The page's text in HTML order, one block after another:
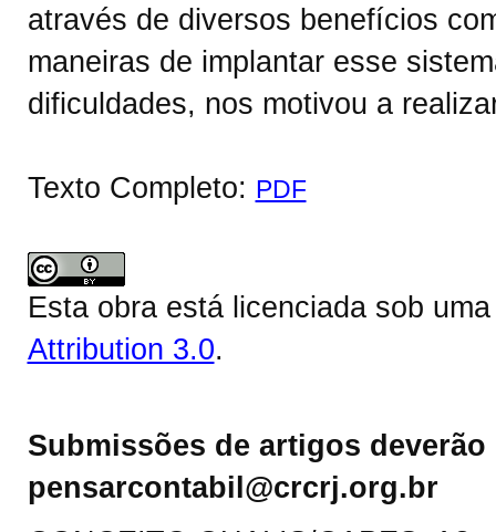
através de diversos benefícios
maneiras de implantar esse
dificuldades, nos motivou a
Texto Completo: PDF
Esta obra está licenciada sob
Attribution 3.0.
Submissões de artigos
pensarcontabil@crcrj.org.br